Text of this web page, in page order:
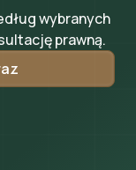
wybranych
prawną.